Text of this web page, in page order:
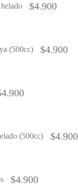
$4.900
(500cc) $4.900
4.900
(500cc) $4.900
$4.900